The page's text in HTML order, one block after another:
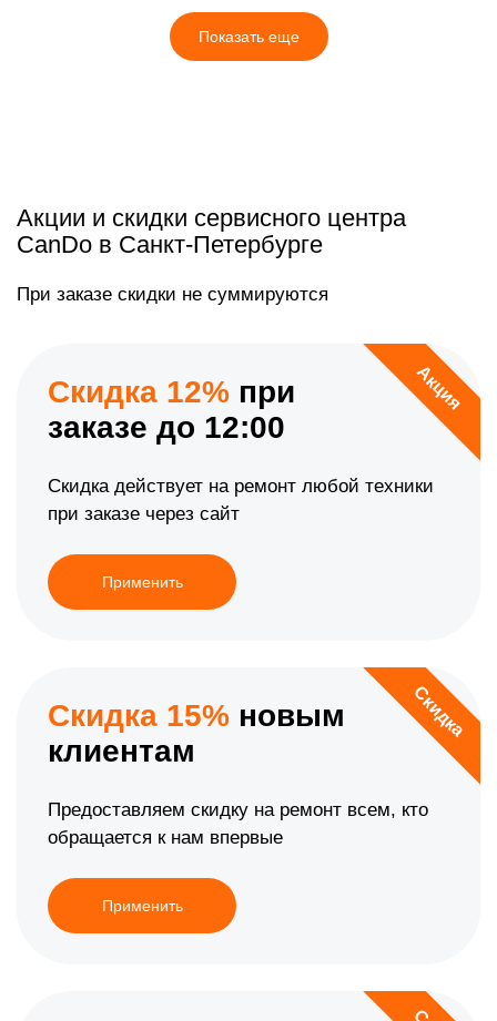
Показать еще
Акции и скидки сервисного центра
CanDo в Санкт-Петербурге
При заказе скидки не суммируются
Акция
Скидка 12% при
заказе до 12:00
Скидка действует на ремонт любой техники
при заказе через сайт
Применить
Скидка
Скидка 15% новым
клиентам
Предоставляем скидку на ремонт всем, кто
обращается к нам впервые
Применить